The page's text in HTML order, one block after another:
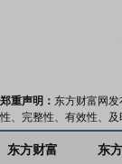
郑重声明： 东方财富网
性、完整性、有效性、
东方财富 东